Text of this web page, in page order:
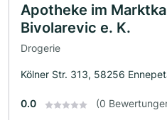
Apotheke im
Bivolarevic e. K.
Drogerie
Kölner Str. 313, 58256
0.0 (0